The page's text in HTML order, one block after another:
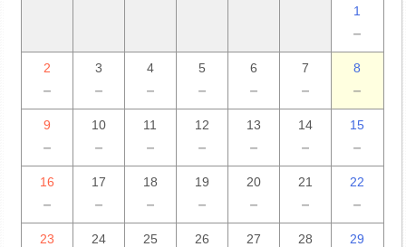
1
－
2
－
3
－
4
－
5
－
6
－
7
－
8
－
9
－
10
－
11
－
12
－
13
－
14
－
15
－
16
－
17
－
18
－
19
－
20
－
21
－
22
－
23 24 25 26 27 28 29